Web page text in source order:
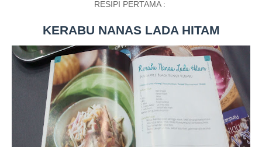
RESIPI PERTAMA :
KERABU NANAS LADA HITAM